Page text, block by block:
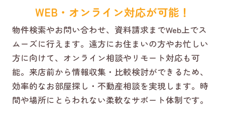
WEB・オンライン対応が可能！
物件検索やお問い合わせ、資料請求までWeb上でス
ムーズに行えます。遠方にお住まいの方やお忙しい
方に向けて、オンライン相談やリモート対応も可
能。来店前から情報収集・比較検討ができるため、
効率的なお部屋探し・不動産相談を実現します。時
間や場所にとらわれない柔軟なサポート体制です。